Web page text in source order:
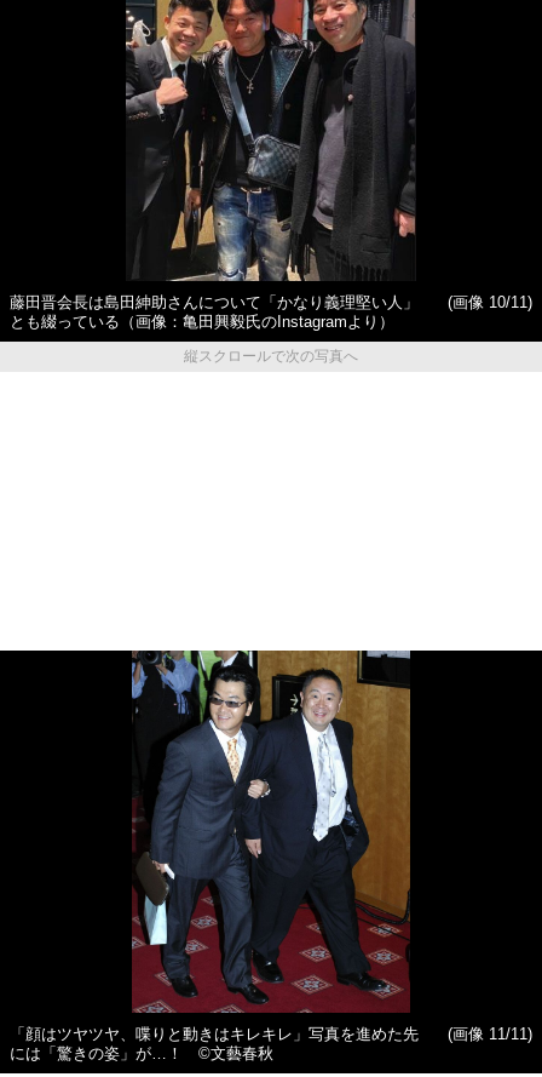
藤田晋会長は島田紳助さんについて「かなり義理堅い人」
とも綴っている（画像：亀田興毅氏のInstagramより）
(画像 10/11)
縦スクロールで次の写真へ
「顔はツヤツヤ、喋りと動きはキレキレ」写真を進めた先
には「驚きの姿」が…！ ©文藝春秋
(画像 11/11)